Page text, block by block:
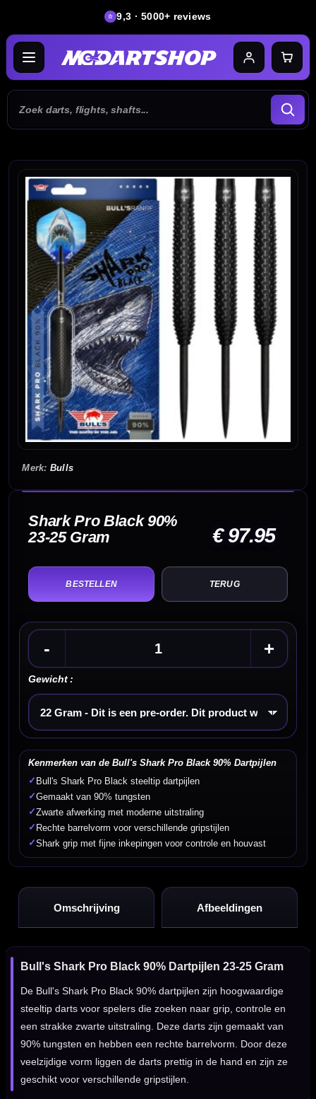
9,3 · 5000+ reviews
Bulls
Shark Pro Black 90%
23-25 Gram
€ 97.95
TERUG
- +
Gewicht :
Kies een optie
Kenmerken van de Bull's Shark Pro Black 90% Dartpijlen
✓ Bull's Shark Pro Black steeltip dartpijlen
✓Gemaakt van 90% tungsten
✓Zwarte afwerking met moderne uitstraling
✓ Rechte barrelvorm voor verschillende gripstijlen
✓Shark grip met fijne inkepingen voor controle en houvast
Omschrijving Afbeeldingen
Bull's Shark Pro Black 90% Dartpijlen 23-25 Gram
De Bull's Shark Pro Black 90% dartpijlen zijn hoogwaardige
steeltip darts voor spelers die zoeken naar grip, controle en
een strakke zwarte uitstraling. Deze darts zijn gemaakt van
90% tungsten en hebben een rechte barrelvorm. Door deze
veelzijdige vorm liggen de darts prettig in de hand en zijn ze
geschikt voor verschillende gripstijlen.